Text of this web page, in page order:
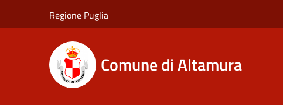
Regione Puglia
Comune di Altamura